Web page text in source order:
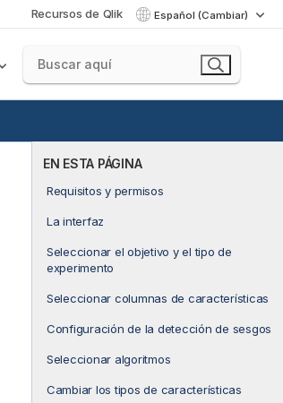
Recursos de Qlik Español (Cambiar)
EN ESTA PÁGINA
Requisitos y permisos
La interfaz
Seleccionar el objetivo y el tipo de
experimento
Seleccionar columnas de características
Configuración de la detección de sesgos
Seleccionar algoritmos
Cambiar los tipos de características